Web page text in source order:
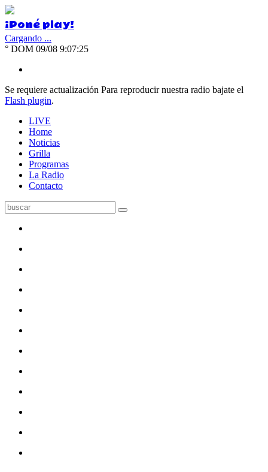
¡Poné play!
Cargando ...
° DOM 09/08 9:07:26
Se requiere actualización Para reproducir nuestra radio bajate el
Flash plugin.
LIVE
Home
Noticias
Grilla
Programas
La Radio
Contacto